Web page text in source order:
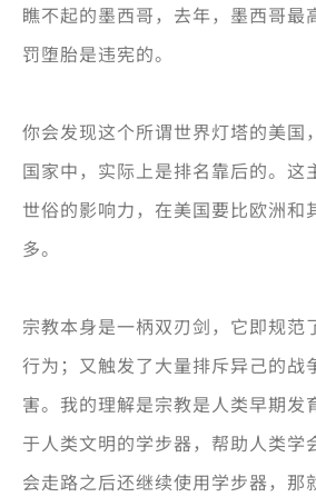
瞧不起的墨西哥，去年，墨西哥最
罚堕胎是违宪的。
你会发现这个所谓世界灯塔的美国
国家中，实际上是排名靠后的。这
世俗的影响力，在美国要比欧洲和
多。
宗教本身是一柄双刃剑，它即规范
行为；又触发了大量排斥异己的战
害。我的理解是宗教是人类早期发
于人类文明的学步器，帮助人类学
会走路之后还继续使用学步器，那